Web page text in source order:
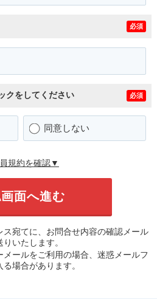
必須
クをしてください 必須
同意しない
規約を確認▼
宛てに、お問合せ内容の確認メール
りいたします。
ールをご利用の場合、迷惑メールフ
る場合があります。